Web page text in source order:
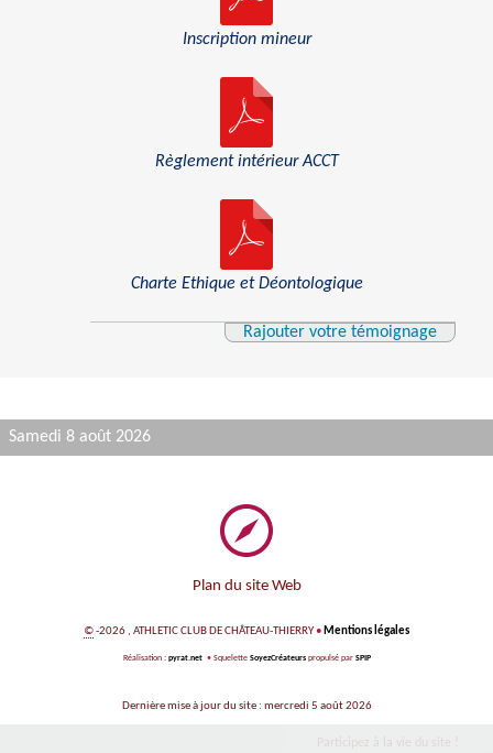
Inscription mineur
Règlement intérieur ACCT
Charte Ethique et Déontologique
Rajouter votre témoignage
Samedi 8 août 2026
Plan du site Web
©-2026 , ATHLETIC CLUB DE CHÂTEAU-THIERRY• Mentions légales
Réalisation : pyrat.net •Squelette SoyezCréateurspropulsé par SPIP
Dernière mise à jour du site : mercredi 5 août 2026
Participez à la vie du site !